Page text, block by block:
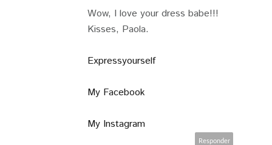
Wow, I love your dress babe!!!
Kisses, Paola.
Expressyourself
My Facebook
My Instagram
Responder